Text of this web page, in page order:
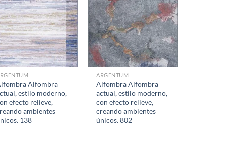
Alfombra
estilo moderno,
efecto relieve,
ambientes
138
ARGENTUM
Alfombra Alfombra
actual, estilo moderno,
con efecto relieve,
creando ambientes
únicos. 802